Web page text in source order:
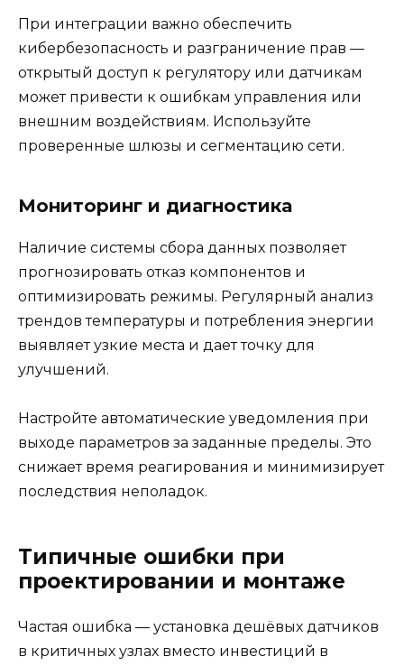
При интеграции важно обеспечить
кибербезопасность и разграничение прав —
открытый доступ к регулятору или датчикам
может привести к ошибкам управления или
внешним воздействиям. Используйте
проверенные шлюзы и сегментацию сети.
Мониторинг и диагностика
Наличие системы сбора данных позволяет
прогнозировать отказ компонентов и
оптимизировать режимы. Регулярный анализ
трендов температуры и потребления энергии
выявляет узкие места и дает точку для
улучшений.
Настройте автоматические уведомления при
выходе параметров за заданные пределы. Это
снижает время реагирования и минимизирует
последствия неполадок.
Типичные ошибки при
проектировании и монтаже
Частая ошибка — установка дешёвых датчиков
в критичных узлах вместо инвестиций в